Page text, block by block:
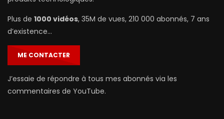
Plus de 1000 vidéos, 35M de vues, 210 000 abonnés, 7 ans
d’existence…
ME CONTACTER
J’essaie de répondre à tous mes abonnés via les
commentaires de YouTube.